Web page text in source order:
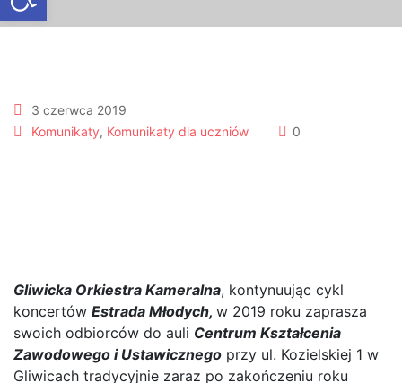
3 czerwca 2019
Komunikaty, Komunikaty dla uczniów 0
Gliwicka Orkiestra Kameralna, kontynuując cykl
koncertów Estrada Młodych, w 2019 roku zaprasza
swoich odbiorców do auli Centrum Kształcenia
Zawodowego i Ustawicznego przy ul. Kozielskiej 1 w
Gliwicach tradycyjnie zaraz po zakończeniu roku